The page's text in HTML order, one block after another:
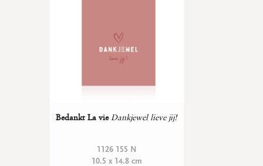
Bedankt La vie Dankjewel lieve jij!
1126 155 N
10.5 x 14.8 cm